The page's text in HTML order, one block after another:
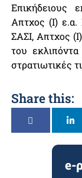
Απτχος (Ι)
ΣΑΣΙ, Απτχος
του
στρατιωτικές
Share this:
e-